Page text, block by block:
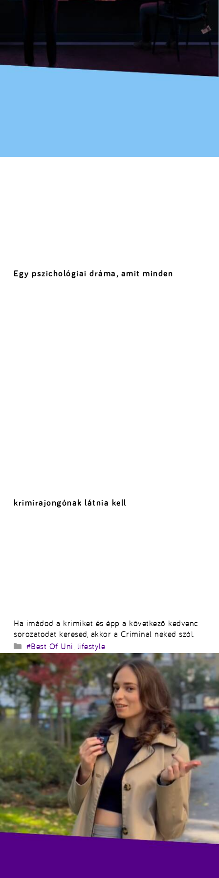
Egy pszichológiai dráma, amit minden
krimirajongónak látnia kell
Ha imádod a krimiket és épp a következő kedvenc
sorozatodat keresed, akkor a Criminal neked szól.
Kategória
#Best Of Uni lifestyle